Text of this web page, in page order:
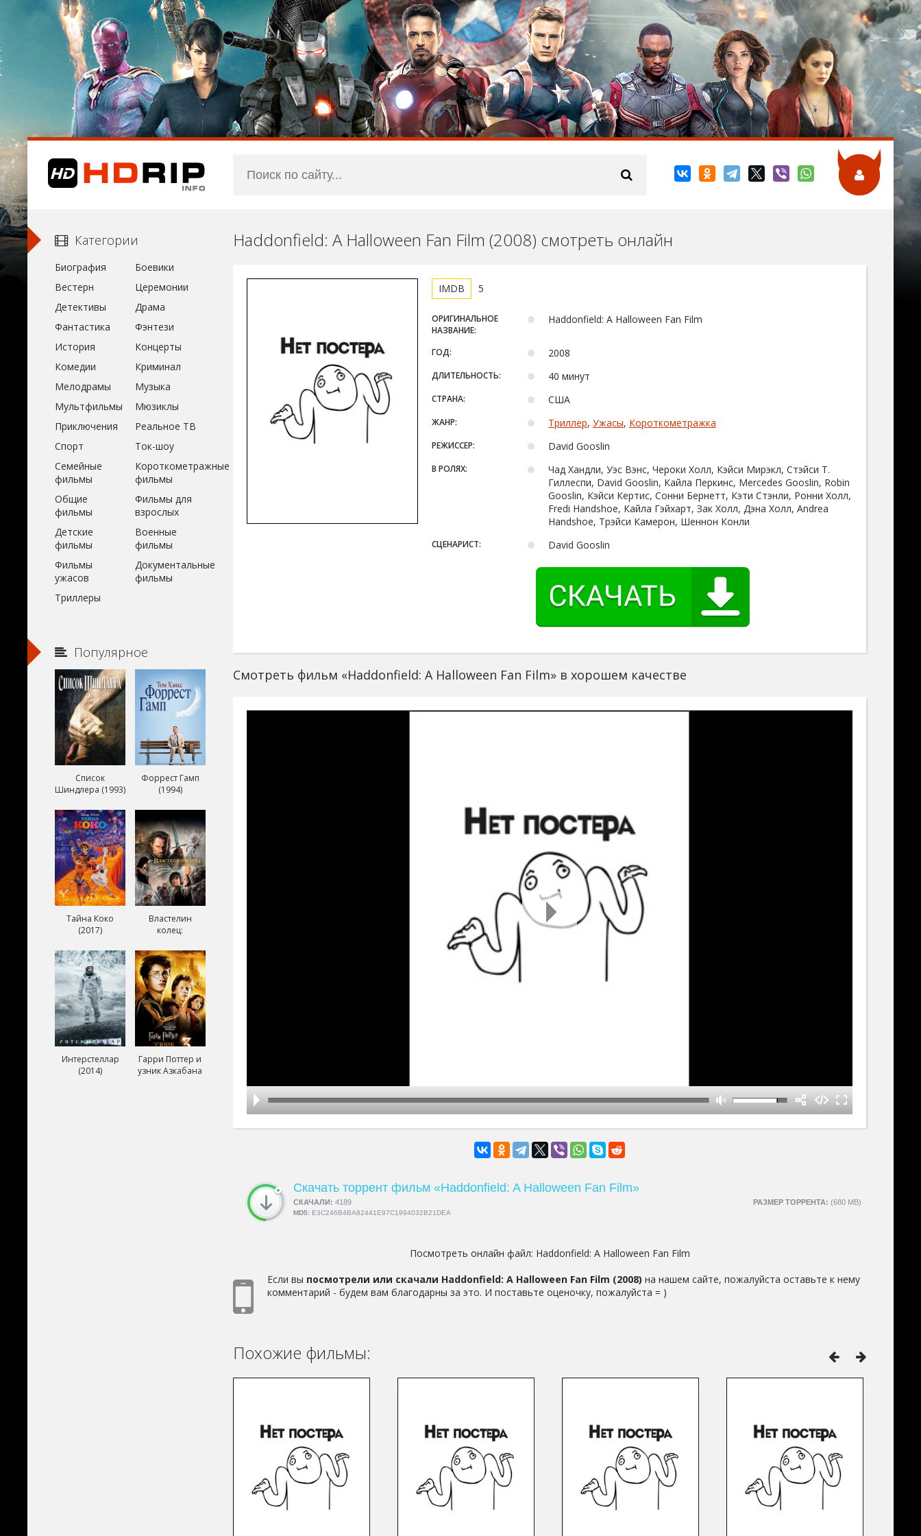
Haddonfield: A Halloween Fan Film (2008) смотреть онлайн
5
ОРИГИНАЛЬНОЕ
НАЗВАНИЕ:
Haddonfield: A Halloween Fan Film
ГОД: 2008
ДЛИТЕЛЬНОСТЬ: 40 минут
СТРАНА: США
ЖАНР: Триллер, Ужасы, Короткометражка
РЕЖИССЕР: David Gooslin
В РОЛЯХ:
Чад Хандли, Уэс Вэнс, Чероки Холл, Кэйси Мирэкл, Стэйси Т.
Гиллеспи, David Gooslin, Кайла Перкинс, Mercedes Gooslin, Robin
Gooslin, Кэйси Кертис, Сонни Бернетт, Кэти Стэнли, Ронни Холл,
Fredi Handshoe, Кайла Гэйхарт, Зак Холл, Дэна Холл, Andrea
Handshoe, Трэйси Камерон, Шеннон Конли
СЦЕНАРИСТ: David Gooslin
Смотреть фильм «Haddonfield: A Halloween Fan Film» в хорошем качестве
Скачать торрент фильм «Haddonfield: A Halloween Fan Film»
РАЗМЕР ТОРРЕНТА: (680 MB)
СКАЧАЛИ: 4189
MD5: E3C246B4BA82441E97C1994032B21DEA
Посмотреть онлайн файл: Haddonfield: A Halloween Fan Film
Если вы посмотрели или скачали Haddonfield: A Halloween Fan Film (2008) на нашем сайте, пожалуйста оставьте к нему
комментарий - будем вам благодарны за это. И поставьте оценочку, пожалуйста = )
Похожие фильмы:
Категории
Биография
Боевики
Вестерн
Церемонии
Детективы
Драма
Фантастика
Фэнтези
История
Концерты
Комедии
Криминал
Мелодрамы
Музыка
Мультфильмы
Мюзиклы
Приключения
Реальное ТВ
Спорт
Ток-шоу
Семейные
фильмы
Короткометражные
фильмы
Общие
фильмы
Фильмы для
взрослых
Детские
фильмы
Военные
фильмы
Фильмы
ужасов
Документальные
фильмы
Триллеры
Популярное
Список
Шиндлера (1993)
Форрест Гамп
(1994)
Тайна Коко
(2017)
Властелин
колец:
короля (2003)
Интерстеллар
(2014)
Гарри Поттер и
узник Азкабана